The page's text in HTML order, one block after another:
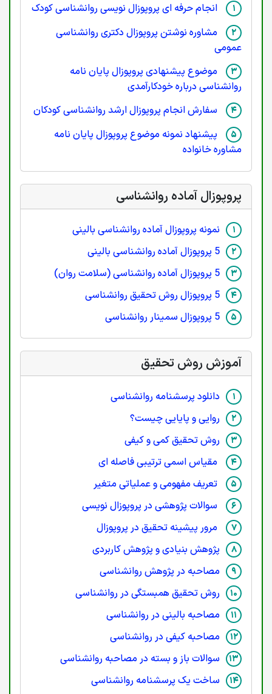
انجام حرفه ای پروپوزال نویسی روانشناسی کودک
مشاوره نوشتن پروپوزال دکتری روانشناسی
عمومی
موضوع پیشنهادی پروپوزال پایان نامه
روانشناسی درباره خودکارآمدی
سفارش انجام پروپوزال ارشد روانشناسی کودکان
پیشنهاد نمونه موضوع پروپوزال پایان نامه
مشاوره خانواده
پروپوزال آماده روانشناسی
نمونه پروپوزال آماده روانشناسی بالینی
5 پروپوزال آماده روانشناسی بالینی
5 پروپوزال آماده روانشناسی (سلامت روان)
5 پروپوزال روش تحقیق روانشناسی
5 پروپوزال سمینار روانشناسی
آموزش روش تحقیق
دانلود پرسشنامه روانشناسی
روایی و پایایی چیست؟
روش تحقیق کمی و کیفی
مقیاس اسمی ترتیبی فاصله ای
تعریف مفهومی و عملیاتی متغیر
سوالات پژوهشی در پروپوزال نویسی
مرور پیشینه تحقیق در پروپوزال
پژوهش بنیادی و پژوهش کاربردی
مصاحبه در پژوهش روانشناسی
روش تحقیق همبستگی در روانشناسی
مصاحبه بالینی در روانشناسی
مصاحبه کیفی در روانشناسی
سوالات باز و بسته در مصاحبه روانشناسی
ساخت یک پرسشنامه روانشناسی